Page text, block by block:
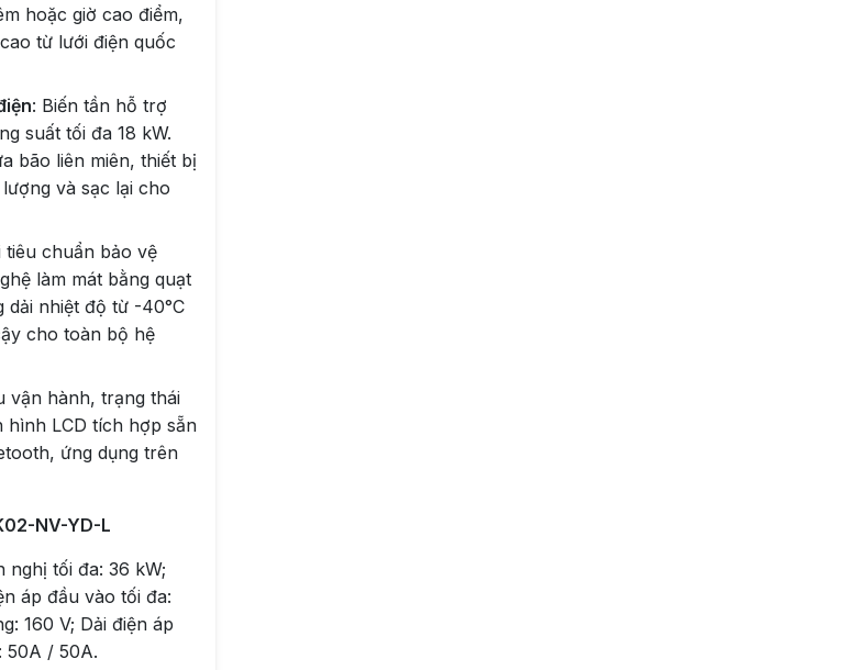
hoặc giờ cao điểm,
từ lưới điện quốc
: Biến tần hỗ trợ
suất tối đa 18 kW.
bão liên miên, thiết bị
và sạc lại cho
tiêu chuẩn bảo vệ
làm mát bằng quạt
nhiệt độ từ -40°C
cho toàn bộ hệ
vận hành, trạng thái
LCD tích hợp sẵn
ứng dụng trên
NV-YD-L
nghị tối đa: 36 kW;
áp đầu vào tối đa:
160 V; Dải điện áp
50A / 50A.